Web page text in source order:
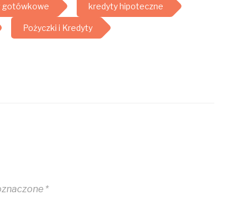
gotówkowe kredyty hipoteczne
Pożyczki i Kredyty
*